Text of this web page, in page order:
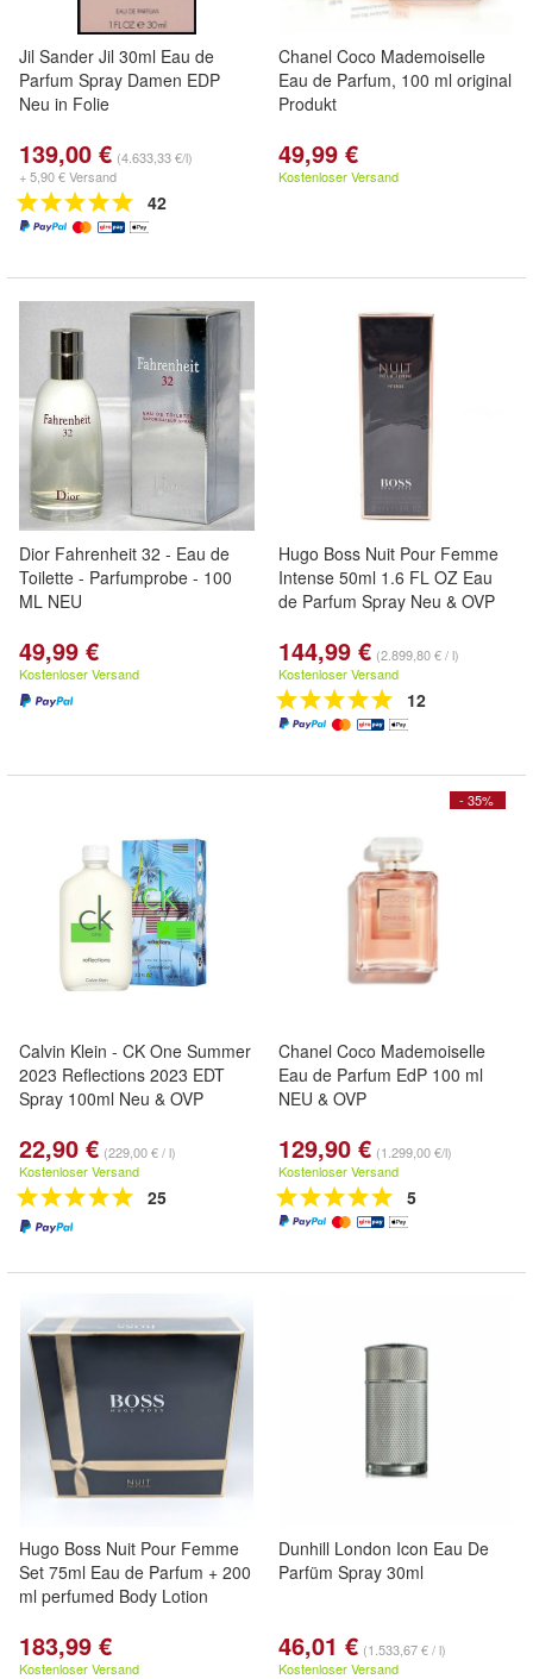
Jil Sander Jil 30ml Eau de
Parfum Spray Damen EDP
Neu in Folie
139,00 € (4.633,33 €/l)
+ 5,90 € Versand
42
Chanel Coco Mademoiselle
Eau de Parfum, 100 ml original
Produkt
49,99 €
Kostenloser Versand
Dior Fahrenheit 32 - Eau de
Toilette - Parfumprobe - 100
ML NEU
49,99 €
Kostenloser Versand
Hugo Boss Nuit Pour Femme
Intense 50ml 1.6 FL OZ Eau
de Parfum Spray Neu & OVP
144,99 € (2.899,80 € / l)
Kostenloser Versand
12
Calvin Klein - CK One Summer
2023 Reflections 2023 EDT
Spray 100ml Neu & OVP
22,90 € (229,00 € / l)
Kostenloser Versand
25
- 35%
Chanel Coco Mademoiselle
Eau de Parfum EdP 100 ml
NEU & OVP
129,90 € (1.299,00 €/l)
Kostenloser Versand
5
Hugo Boss Nuit Pour Femme
Set 75ml Eau de Parfum + 200
ml perfumed Body Lotion
183,99 €
Kostenloser Versand
Dunhill London Icon Eau De
Parfüm Spray 30ml
46,01 € (1.533,67 € / l)
Kostenloser Versand